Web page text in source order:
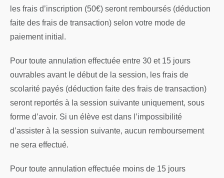
les frais d’inscription (50€) seront remboursés (déduction
faite des frais de transaction) selon votre mode de
paiement initial.
Pour toute annulation effectuée entre 30 et 15 jours
ouvrables avant le début de la session, les frais de
scolarité payés (déduction faite des frais de transaction)
seront reportés à la session suivante uniquement, sous
forme d’avoir. Si un élève est dans l’impossibilité
d’assister à la session suivante, aucun remboursement
ne sera effectué.
Pour toute annulation effectuée moins de 15 jours